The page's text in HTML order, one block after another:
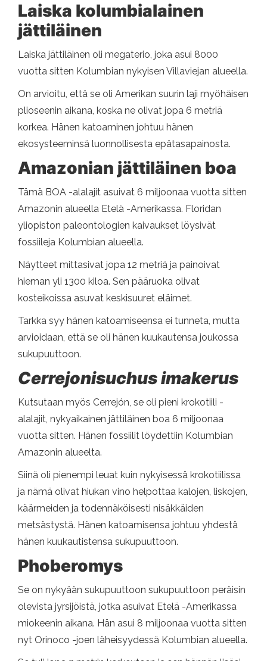
Laiska kolumbialainen
jättiläinen
Laiska jättiläinen oli megaterio, joka asui 8000
vuotta sitten Kolumbian nykyisen Villaviejan alueella.
On arvioitu, että se oli Amerikan suurin laji myöhäisen
plioseenin aikana, koska ne olivat jopa 6 metriä
korkea. Hänen katoaminen johtuu hänen
ekosysteeminsä luonnollisesta epätasapainosta.
Amazonian jättiläinen boa
Tämä BOA -alalajit asuivat 6 miljoonaa vuotta sitten
Amazonin alueella Etelä -Amerikassa. Floridan
yliopiston paleontologien kaivaukset löysivät
fossiileja Kolumbian alueella.
Näytteet mittasivat jopa 12 metriä ja painoivat
hieman yli 1300 kiloa. Sen pääruoka olivat
kosteikoissa asuvat keskisuuret eläimet.
Tarkka syy hänen katoamiseensa ei tunneta, mutta
arvioidaan, että se oli hänen kuukautensa joukossa
sukupuuttoon.
Cerrejonisuchus imakerus
Kutsutaan myös Cerrejón, se oli pieni krokotiili -
alalajit, nykyaikainen jättiläinen boa 6 miljoonaa
vuotta sitten. Hänen fossiilit löydettiin Kolumbian
Amazonin alueelta.
Siinä oli pienempi leuat kuin nykyisessä krokotiilissa
ja nämä olivat hiukan vino helpottaa kalojen, liskojen,
käärmeiden ja todennäköisesti nisäkkäiden
metsästystä. Hänen katoamisensa johtuu yhdestä
hänen kuukautistensa sukupuuttoon.
Phoberomys
Se on nykyään sukupuuttoon sukupuuttoon peräisin
olevista jyrsijöistä, jotka asuivat Etelä -Amerikassa
miokeenin aikana. Hän asui 8 miljoonaa vuotta sitten
nyt Orinoco -joen läheisyydessä Kolumbian alueella.